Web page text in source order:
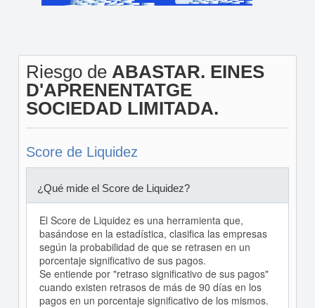
Riesgo de ABASTAR. EINES
D'APRENENTATGE
SOCIEDAD LIMITADA.
Score de Liquidez
¿Qué mide el Score de Liquidez?
El Score de Liquidez es una herramienta que,
basándose en la estadística, clasifica las empresas
según la probabilidad de que se retrasen en un
porcentaje significativo de sus pagos.
Se entiende por "retraso significativo de sus pagos"
cuando existen retrasos de más de 90 días en los
pagos en un porcentaje significativo de los mismos.